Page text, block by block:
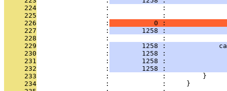
     224
:             :
     225
:             :
     226
                 :
0 :
     227
                 :
1258 :
     228
                 :             :
     229
                 :
1258 :
     230
                 :
1258 :
     231
                 :
1258 :
     232
                 :
1258 :
     233
                 :             :         }
     234
                 :             :     }